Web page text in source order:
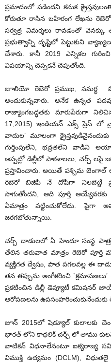
ప్రమాదంలో పడిందని కనుక
కోరుతూ రాసిన బహిరంగ లేఖను
సర్వత్ర విమర్శలు రావడంతో వెనక్కు
ప్రభుత్వాన్ని దృష్టిలో పెట్టుకుని
చేశారు. కానీ 2019 ఎన్నికల
విషయాన్ని చెప్పకనే చెపుతోంది.
జూలియో రెబెరో ప్రముఖ, సమర్ధ
అందుకున్నవారు. అనేక ఉన్నత
రాజ్యాంగబద్ధతకు మారుపేరుగా
17,2015) ఇండియన్ ఎక్స్ ప్రెస్ లో
వాదుల’ మూలంగా
గుర్తింపులేని, భద్రతలేని వాడిని
అప్పట్లో డిల్లీలో పాఠశాలలు, చర్చ్ లపై
ప్రస్తావించారు. అయితే పశ్చిమ
రెబెరో బిజిపి నే దోషిగా నిలబెట్టే
సాగుతోందని, అది పూర్తి
ఏమాత్రం పట్టించుకోలేదు. పైగా
జరగబోతున్నాయి.
చర్చ్ దాడులలో ఏ హిందూ సంస్థ
తేలిన తరువాత మాత్రం రెబెరో పూర్తి
వ్యక్తిగత ద్వేషం, పాత పగలవల్ల ఈ
తన తప్పును అంగీకరించి
ప్రకటించిన డిల్లీ డెప్యూటీ కమిషనర్
ఆరోపణలను
జూన్ 2015లో షెడ్యూల్ కులాలకు
భారత్ లోని కాథలిక్ చర్చ్ లో తాము
వాటికన్ విధనాలేనంటూ ఐక్యరాజ్య
విముక్తి ఉద్యమం (DCLM),